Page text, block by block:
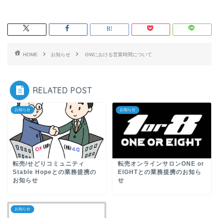
HOME お知らせ GWにおける営業時間について
RELATED POST
お知らせ
転売/せどりコミュニティ
Stable Hopeとの業務提携の
お知らせ
お知らせ
転売オンラインサロンONE or
EIGHTとの業務提携のお知ら
せ
お知らせ